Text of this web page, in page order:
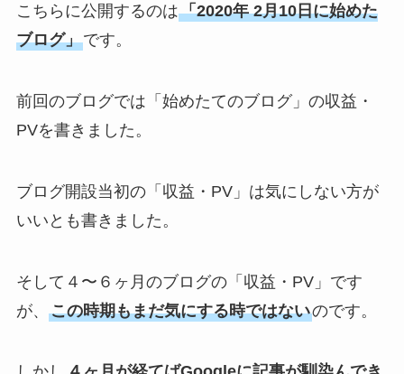
こちらに公開するのは「2020年 2月10日に始めた
ブログ」です。
前回のブログでは「始めたてのブログ」の収益・
PVを書きました。
ブログ開設当初の「収益・PV」は気にしない方が
いいとも書きました。
そして４〜６ヶ月のブログの「収益・PV」です
が、 この時期もまだ気にする時ではないのです。